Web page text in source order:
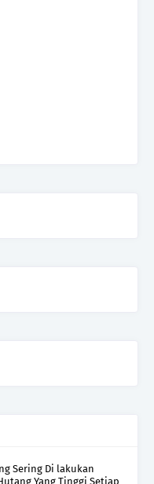
Sering Di lakukan
Yang Tinggi Setiap